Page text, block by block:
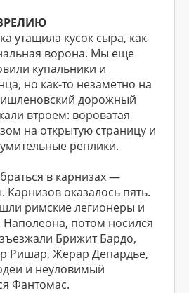
утащила кусок сыра, как
ворона. Мы еще
купальники и
но как-то незаметно на
дорожный
втроем: вороватая
на открытую страницу и
реплики.
в карнизах —
Карнизов оказалось пять.
римские легионеры и
Наполеона, потом носился
Брижит Бардо,
Ришар, Жерар Депардье,
и неуловимый
Фантомас.